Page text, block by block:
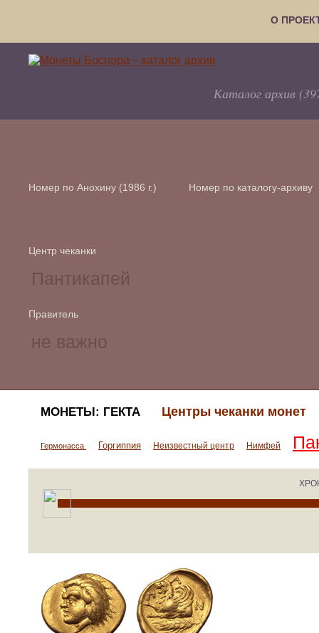
О
Каталог архив
Номер по Анохину (1986 г.) Номер по каталогу-архиву
Центр чеканки
Правитель
МОНЕТЫ: ГЕКТА Центры чеканки монет
Гермонасса Горгиппия Неизвестный центр Нимфей